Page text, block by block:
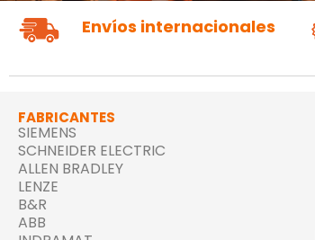
Envíos internacionales
FABRICANTES
SIEMENS
SCHNEIDER ELECTRIC
ALLEN BRADLEY
LENZE
B&R
ABB